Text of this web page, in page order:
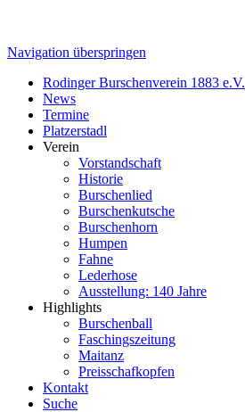
Navigation überspringen
Rodinger Burschenverein 1883 e.V.
News
Termine
Platzerstadl
Verein
Vorstandschaft
Historie
Burschenlied
Burschenkutsche
Burschenhorn
Humpen
Fahne
Lederhose
Ausstellung: 140 Jahre
Highlights
Burschenball
Faschingszeitung
Maitanz
Preisschafkopfen
Kontakt
Suche